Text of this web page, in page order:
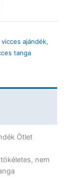
vicces ajándék,
tanga
Ötlet
nem